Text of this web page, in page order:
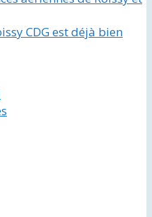
CDG est déjà bien